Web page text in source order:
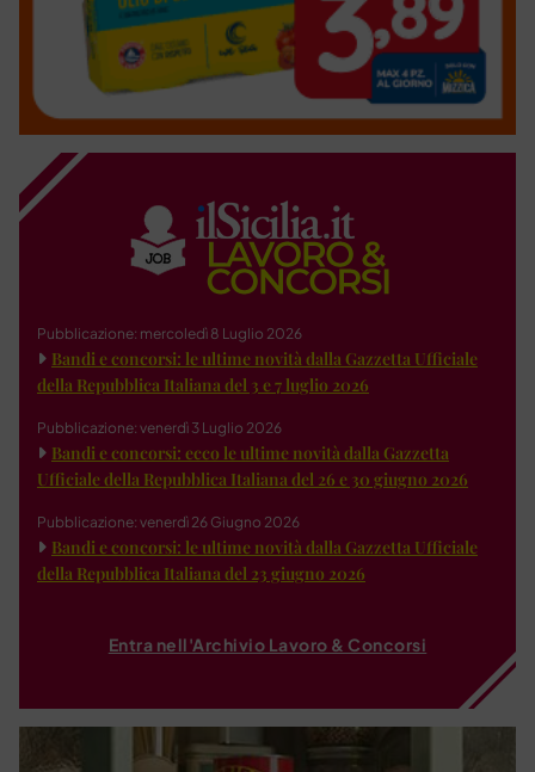
Pubblicazione: mercoledì 8 Luglio 2026
Bandi e concorsi: le ultime novità dalla Gazzetta Ufficiale
della Repubblica Italiana del 3 e 7 luglio 2026
Pubblicazione: venerdì 3 Luglio 2026
Bandi e concorsi: ecco le ultime novità dalla Gazzetta
Ufficiale della Repubblica Italiana del 26 e 30 giugno 2026
Pubblicazione: venerdì 26 Giugno 2026
Bandi e concorsi: le ultime novità dalla Gazzetta Ufficiale
della Repubblica Italiana del 23 giugno 2026
Entra nell'Archivio Lavoro & Concorsi